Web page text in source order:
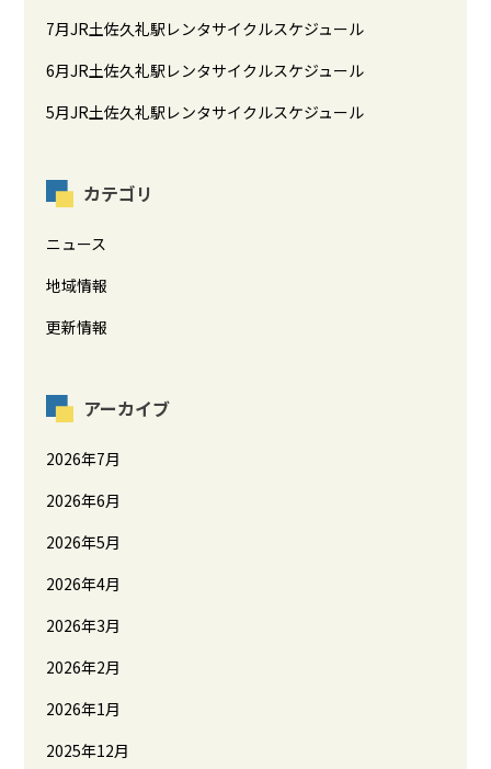
7月JR土佐久礼駅レンタサイクルスケジュール
6月JR土佐久礼駅レンタサイクルスケジュール
5月JR土佐久礼駅レンタサイクルスケジュール
カテゴリ
ニュース
地域情報
更新情報
アーカイブ
2026年7月
2026年6月
2026年5月
2026年4月
2026年3月
2026年2月
2026年1月
2025年12月